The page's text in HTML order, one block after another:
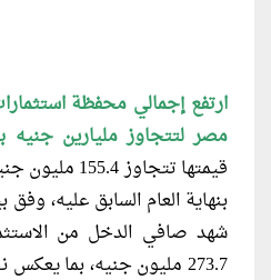
ارتفع إجمالي محفظة
مصر لتتجاوز مليارين جنيه
قيمتها
بنهاية العام السابق عليه،
شهد صافي الدخل من
273.7 مليون جنيه، بما